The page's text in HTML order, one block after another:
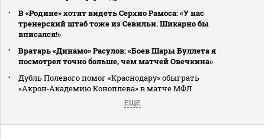
В «Родине» хотят видеть Серхио Рамоса: «У нас
тренерский штаб тоже из Севильи. Шикарно бы
вписался!»
Вратарь «Динамо» Расулов: «Боев Шары Буллета я
посмотрел точно больше, чем матчей Овечкина»
Дубль Полевого помог «Краснодару» обыграть
«Акрон‑Академию Коноплева» в матче МФЛ
ЕЩЕ